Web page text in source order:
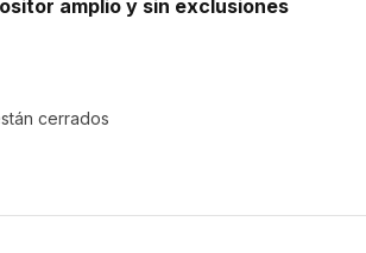
amplio y sin exclusiones
cerrados